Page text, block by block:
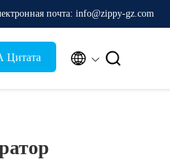
почта: info@zippy-gz.com
Цитата  